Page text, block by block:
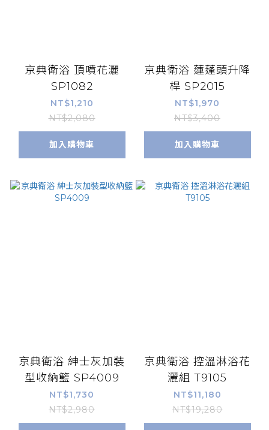
京典衛浴 頂噴花灑
SP1082
NT$1,210
NT$2,080
加入購物車
京典衛浴 蓮蓬頭升降
桿 SP2015
NT$1,970
NT$3,400
加入購物車
京典衛浴 紳士灰加裝
型收納籃 SP4009
NT$1,730
NT$2,980
京典衛浴 控溫淋浴花
灑組 T9105
NT$11,180
NT$19,280